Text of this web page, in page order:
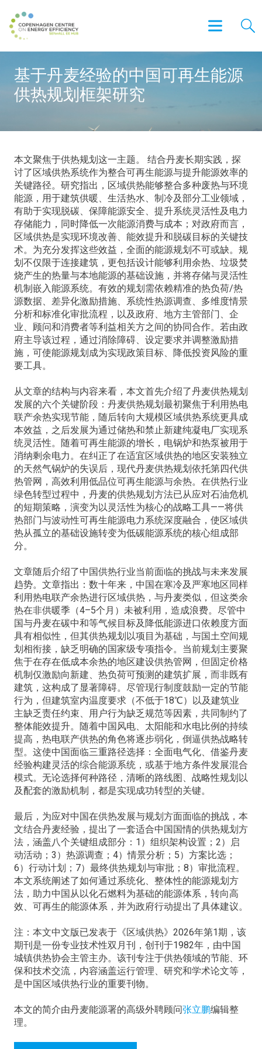
基于丹麦经验的中国可再生能源
供热规划框架研究
本文聚焦于供热规划这一主题。 结合丹麦长期实践，探
讨了区域供热系统作为整合可再生能源与提升能源效率的
关键路径。研究指出，区域供热能够整合多种废热与环境
能源，用于建筑供暖、生活热水、制冷及部分工业领域，
有助于实现脱碳、保障能源安全、提升系统灵活性及电力
存储能力，同时降低一次能源消费与成本；对政府而言，
区域供热是实现环境改善、能效提升和脱碳目标的关键技
术。为充分发挥这些效益，全面的能源规划不可或缺。规
划不仅限于连接建筑，更包括设计能够利用余热、垃圾焚
烧产生的热量与本地能源的基础设施，并将存储与灵活性
机制嵌入能源系统。有效的规划需依赖精准的热负荷/热
源数据、差异化激励措施、系统性热源调查、多维度情景
分析和标准化审批流程，以及政府、地方主管部门、企
业、顾问和消费者等利益相关方之间的协同合作。若由政
府主导该过程，通过消除障碍、设定要求并调整激励措
施，可使能源规划成为实现政策目标、降低投资风险的重
要工具。
从文章的结构与内容来看，本文首先介绍了丹麦供热规划
发展的六个关键阶段：丹麦供热规划最初聚焦于利用热电
联产余热实现节能，随后转向大规模区域供热系统更具成
本效益，之后发展为通过储热和禁止新建纯凝电厂实现系
统灵活性。随着可再生能源的增长，电锅炉和热泵被用于
消纳剩余电力。在纠正了在适宜区域供热的地区安装独立
的天然气锅炉的失误后，现代丹麦供热规划依托第四代供
热管网，高效利用低品位可再生能源与余热。在供热行业
绿色转型过程中，丹麦的供热规划方法已从应对石油危机
的短期策略，演变为以灵活性为核心的战略工具——将供
热部门与波动性可再生能源电力系统深度融合，使区域供
热从孤立的基础设施转变为低碳能源系统的核心组成部
分。
文章随后介绍了中国供热行业当前面临的挑战与未来发展
趋势。文章指出：数十年来，中国在寒冷及严寒地区同样
利用热电联产余热进行区域供热，与丹麦类似，但这类余
热在非供暖季（4–5个月）未被利用，造成浪费。尽管中
国与丹麦在碳中和等气候目标及降低能源进口依赖度方面
具有相似性，但其供热规划以项目为基础，与国土空间规
划相衔接，缺乏明确的国家级专项指令。当前规划主要聚
焦于在存在低成本余热的地区建设供热管网，但固定价格
机制仅激励向新建、热负荷可预测的建筑扩展，而非既有
建筑，这构成了显著障碍。尽管现行制度鼓励一定的节能
行为，但建筑室内温度要求（不低于18℃）以及建筑业
主缺乏责任约束、用户行为缺乏规范等因素，共同制约了
整体能效提升。随着中国风电、太阳能和水电比例的持续
提高，热电联产供热的角色将逐步弱化，倒逼供热战略转
型。这使中国面临三重路径选择：全面电气化、借鉴丹麦
经验构建灵活的综合能源系统，或基于地方条件发展混合
模式。无论选择何种路径，清晰的路线图、战略性规划以
及配套的激励机制，都是实现成功转型的关键。
最后，为应对中国在供热发展与规划方面面临的挑战，本
文结合丹麦经验，提出了一套适合中国国情的供热规划方
法，涵盖八个关键组成部分：1）组织架构设置；2）启
动活动；3）热源调查；4）情景分析；5）方案比选；
6）行动计划；7）最终供热规划与审批；8）审批流程。
本文系统阐述了如何通过系统化、整体性的能源规划方
法，助力中国从以化石燃料为基础的能源体系，转向高
效、可再生的能源体系，并为政府行动提出了具体建议。
注：本文中文版已发表于《区域供热》2026年第1期，该
期刊是一份专业技术性双月刊，创刊于1982年，由中国
城镇供热协会主管主办。该刊专注于供热领域的节能、环
保和技术交流，内容涵盖运行管理、研究和学术论文等，
是中国区域供热行业的重要刊物。
本文的简介由丹麦能源署的高级外聘顾问张立鹏编辑整
理。